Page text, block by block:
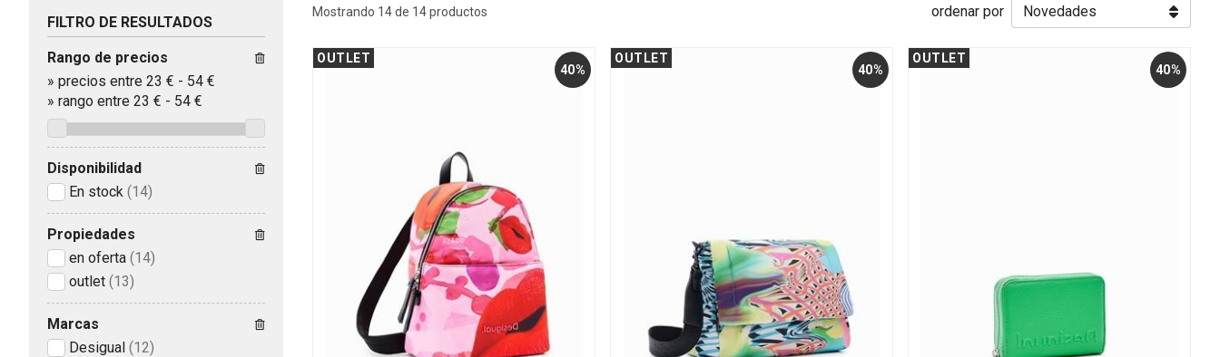
Mostrando 14 de 14 productos ordenar por
40%
OUTLET
40%
OUTLET
40%
OUTLET
FILTRO DE RESULTADOS
Rango de precios
» precios entre 23 € - 54 €
» rango entre 23 € - 54 €
Disponibilidad
En stock (14)
Propiedades
en oferta (14)
outlet (13)
Marcas
Desigual (12)